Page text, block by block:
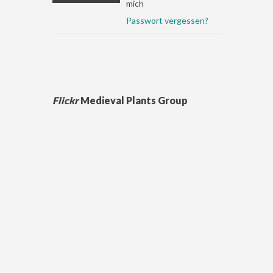
mich
Passwort vergessen?
FlickrMedieval Plants Group